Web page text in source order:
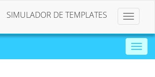
Toggle
SIMULADOR DE TEMPLATES